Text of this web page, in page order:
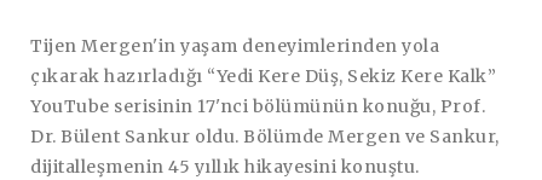
Tijen Mergen'in yaşam deneyimlerinden yola
çıkarak hazırladığı “Yedi Kere Düş, Sekiz Kere Kalk”
YouTube serisinin 17'nci bölümünün konuğu, Prof.
Dr. Bülent Sankur oldu. Bölümde Mergen ve Sankur,
dijitalleşmenin 45 yıllık hikayesini konuştu.